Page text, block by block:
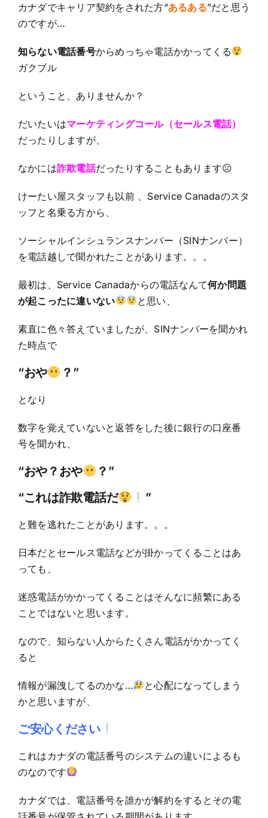
カナダでキャリア契約をされた方“あるある”だと思う
のですが…
知らない電話番号からめっちゃ電話かかってくる
ガクブル
ということ、ありませんか？
だいたいはマーケティングコール（セールス電話）
だったりしますが、
なかには詐欺電話だったりすることもあります☹
けーたい屋スタッフも以前 、Service Canadaのスタ
ッフと名乗る方から、
ソーシャルインシュランスナンバー（SINナンバー）
を電話越しで聞かれたことがあります。。。
最初は、Service Canadaからの電話なんて何か問題
が起こったに違いない
と思い、
素直に色々答えていましたが、SINナンバーを聞かれ
た時点で
“おや ？”
となり
数字を覚えていないと返答をした後に銀行の口座番
号を聞かれ、
“おや？おや
？”
“これは詐欺電話だ
”
と難を逃れたことがあります。。。
日本だとセールス電話などが掛かってくることはあ
っても、
迷惑電話がかかってくることはそんなに頻繁にある
ことではないと思います。
なので、知らない人からたくさん電話がかかってく
ると
情報が漏洩してるのかな…
と心配になってしまう
かと思いますが、
ご安心ください
これはカナダの電話番号のシステムの違いによるも
のなのです
カナダでは、電話番号を誰かが解約をするとその電